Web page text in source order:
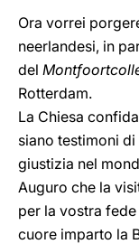
Ora vorrei
neerlandesi, in
del
Rotterdam.
La Chiesa
siano testimoni
giustizia nel
Auguro che la
per la vostra
cuore imparto la